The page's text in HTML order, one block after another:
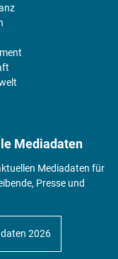
Mediadaten
Mediadaten für
Presse und
2026